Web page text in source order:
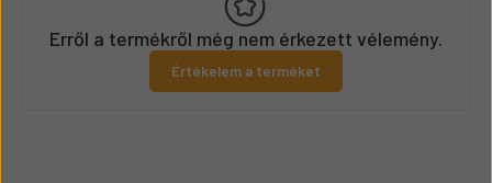
Erről a termékről még nem érkezett vélemény.
Értékelem a terméket